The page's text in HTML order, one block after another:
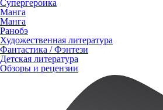
Супергероика
Манга
Манга
Ранобэ
Художественная литература
Фантастика / Фэнтези
Детская литература
Обзоры и рецензии